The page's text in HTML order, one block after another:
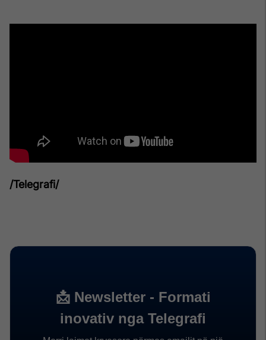
/Telegrafi/